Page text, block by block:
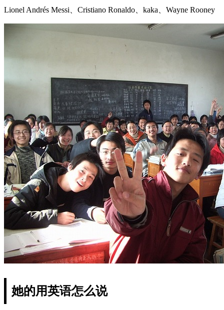
Lionel Andrés Messi、Cristiano Ronaldo、kaka、Wayne Rooney
她的用英语怎么说